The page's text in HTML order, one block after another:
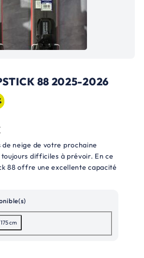
88 2025-2026
de neige de votre prochaine
difficiles à prévoir. En ce
88 offre une excellente capacité
175 cm